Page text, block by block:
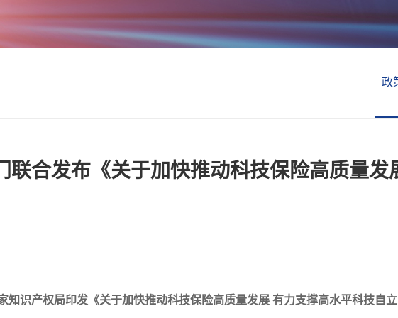
政
联合发布《关于加快推动科技保险高质量发
知识产权局印发《关于加快推动科技保险高质量发展 有力支撑高水平科技自